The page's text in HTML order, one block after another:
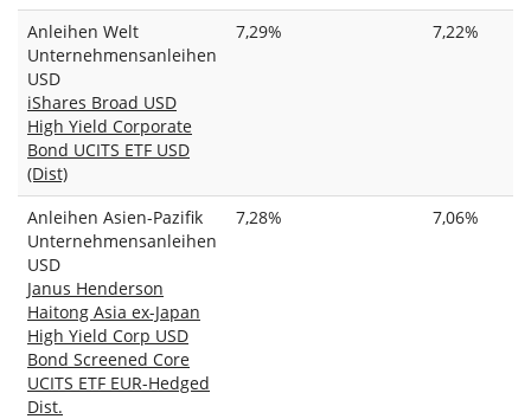
Anleihen Welt
Unternehmensanleihen
USD
iShares Broad USD
High Yield Corporate
Bond UCITS ETF USD
(Dist)
7,29% 7,22%
Anleihen Asien-Pazifik
Unternehmensanleihen
USD
Janus Henderson
Haitong Asia ex-Japan
High Yield Corp USD
Bond Screened Core
UCITS ETF EUR-Hedged
Dist.
7,28% 7,06%